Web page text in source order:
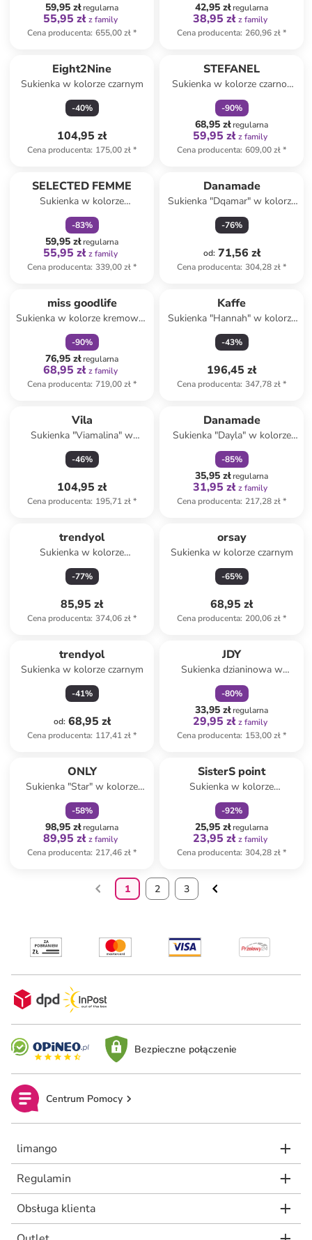
59,95 złregularna
55,95 zł z family
Cena producenta: 655,00 zł*
42,95 złregularna
38,95 zł z family
Cena producenta: 260,96 zł*
Eight2Nine
Sukienka w kolorze czarnym
-40%
104,95 zł
Cena producenta: 175,00 zł*
STEFANEL
Sukienka w kolorze czarno-
białym
-90%
68,95 złregularna
59,95 zł z family
Cena producenta: 609,00 zł*
SELECTED FEMME
Sukienka w kolorze
pomarańczowym
-83%
59,95 złregularna
55,95 zł z family
Cena producenta: 339,00 zł*
Danamade
Sukienka "Dqamar" w kolorze
beżowym
-76%
od: 71,56 zł
Cena producenta: 304,28 zł*
miss goodlife
Sukienka w kolorze kremowo-
jasnoróżowo-turkusowym
-90%
76,95 złregularna
68,95 zł z family
Cena producenta: 719,00 zł*
Kaffe
Sukienka "Hannah" w kolorze
czarno-białym
-43%
196,45 zł
Cena producenta: 347,78 zł*
Vila
Sukienka "Viamalina" w
kolorze turkusowym
-46%
104,95 zł
Cena producenta: 195,71 zł*
Danamade
Sukienka "Dayla" w kolorze
czarnym
-85%
35,95 złregularna
31,95 zł z family
Cena producenta: 217,28 zł*
trendyol
Sukienka w kolorze
czerwonym
-77%
85,95 zł
Cena producenta: 374,06 zł*
orsay
Sukienka w kolorze czarnym
-65%
68,95 zł
Cena producenta: 200,06 zł*
trendyol
Sukienka w kolorze czarnym
-41%
od: 68,95 zł
Cena producenta: 117,41 zł*
JDY
Sukienka dzianinowa w
kolorze antracytowym
-80%
33,95 złregularna
29,95 zł z family
Cena producenta: 153,00 zł*
ONLY
Sukienka "Star" w kolorze
czarnym
-58%
98,95 złregularna
89,95 zł z family
Cena producenta: 217,46 zł*
SisterS point
Sukienka w kolorze
kremowym ze wzorem
-92%
25,95 złregularna
23,95 zł z family
Cena producenta: 304,28 zł*
1 2 3
Bezpieczne połączenie
Centrum Pomocy
limango
Regulamin
Obsługa klienta